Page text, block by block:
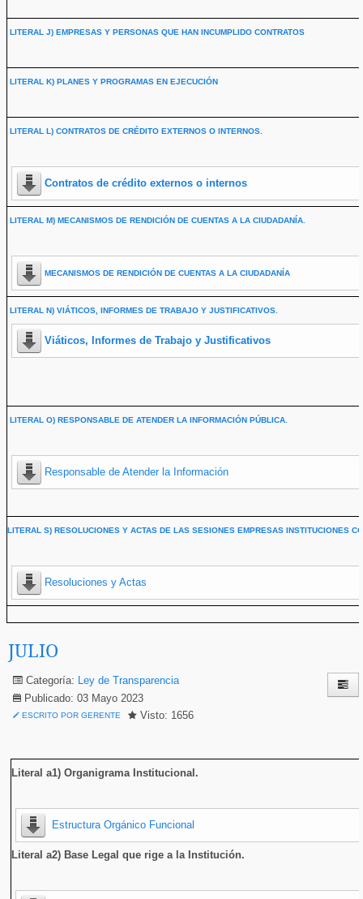
LITERAL J) EMPRESAS Y PERSONAS QUE HAN INCUMPLIDO CONTRATOS
LITERAL K) PLANES Y PROGRAMAS EN EJECUCIÓN
LITERAL L) CONTRATOS DE CRÉDITO EXTERNOS O INTERNOS.
Contratos de crédito externos o internos
LITERAL M) MECANISMOS DE RENDICIÓN DE CUENTAS A LA CIUDADANÍA.
MECANISMOS DE RENDICIÓN DE CUENTAS A LA CIUDADANÍA
LITERAL N) VIÁTICOS, INFORMES DE TRABAJO Y JUSTIFICATIVOS.
Viáticos, Informes de Trabajo y Justificativos
LITERAL O) RESPONSABLE DE ATENDER LA INFORMACIÓN PÚBLICA.
Responsable de Atender la Información
LITERAL S) RESOLUCIONES Y ACTAS DE LAS SESIONES EMPRESAS INSTITUCIONES
Resoluciones y Actas
JULIO
Categoría: Ley de Transparencia
Publicado: 03 Mayo 2023
ESCRITO POR GERENTE Visto: 1656
Literal a1) Organigrama Institucional.
Estructura Orgánico Funcional
Literal a2) Base Legal que rige a la Institución.